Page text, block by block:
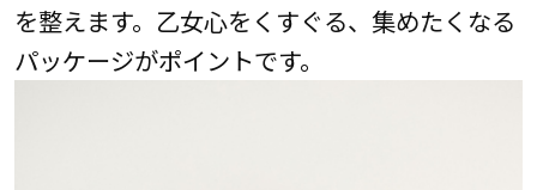
を整えます。乙女心をくすぐる、集めたくなる
パッケージがポイントです。